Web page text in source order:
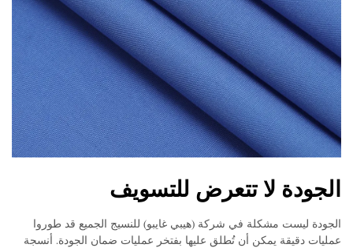
الجودة لا تتعرض للتسويف
الجودة ليست مشكلة في شركة (هيبي غايبو) للنسيج الجميع قد طوروا
عمليات دقيقة يمكن أن تُطلق عليها بفتخر عمليات ضمان الجودة. أنسجة